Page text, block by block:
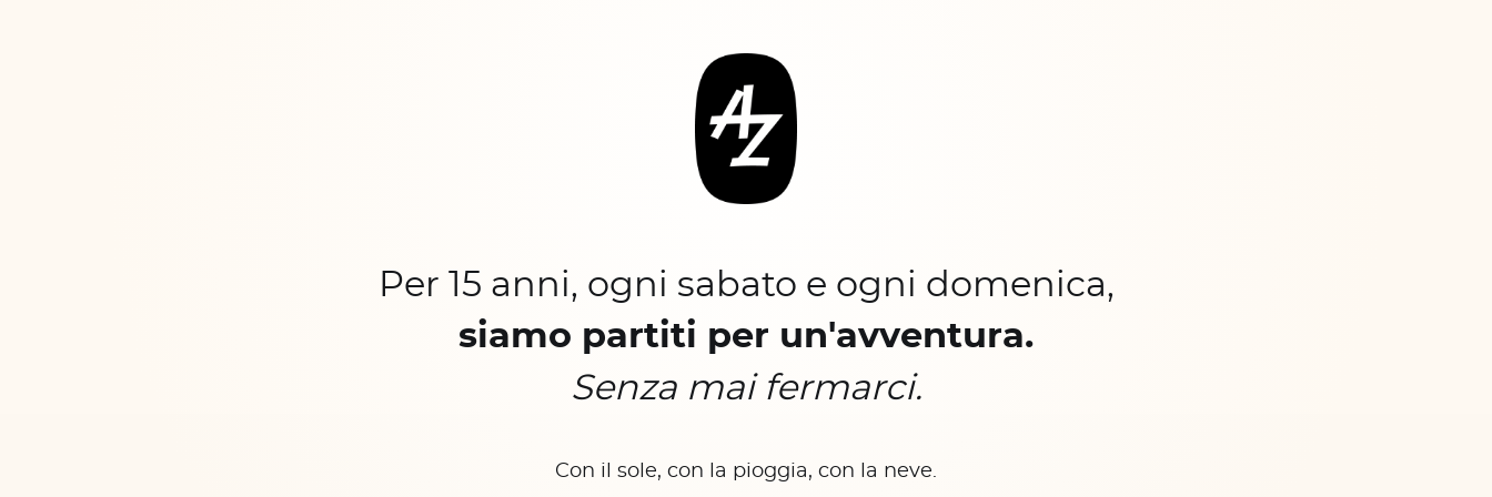
Per 15 anni, ogni sabato e ogni domenica,
siamo partiti per un'avventura.
Senza mai fermarci.
Con il sole, con la pioggia, con la neve.